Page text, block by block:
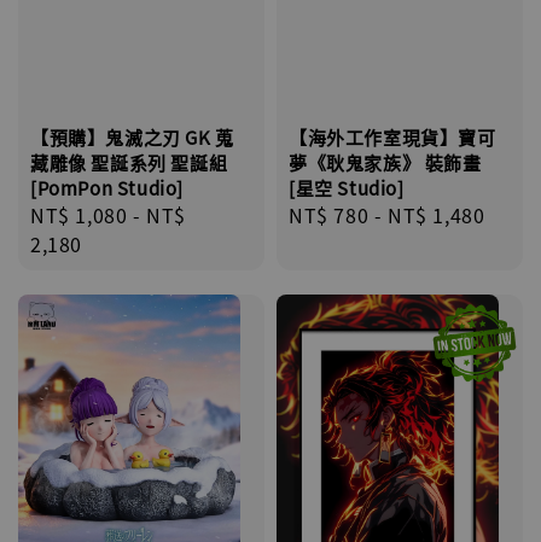
【預購】鬼滅之刃 GK 蒐
藏雕像 聖誕系列 聖誕組
[PomPon Studio]
Regular
price
NT$ 1,080 - NT$
2,180
【海外工作室現貨】寶可
夢《耿鬼家族》 裝飾畫
[星空 Studio]
Regular
NT$ 780 - NT$ 1,480